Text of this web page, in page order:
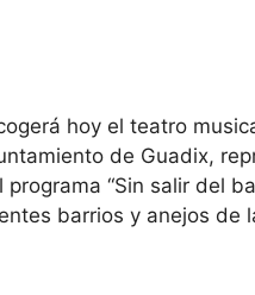
hoy el teatro
de Guadix,
“Sin salir del
barrios y anejos